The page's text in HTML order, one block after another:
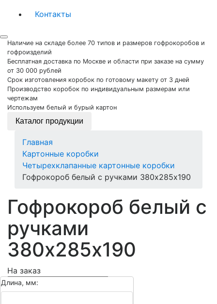
Контакты
Наличие на складе более 70 типов и размеров гофрокоробов и
гофроизделий
Бесплатная доставка по Москве и области при заказе на сумму
от 30 000 рублей
Срок изготовления коробок по готовому макету от 3 дней
Производство коробок по индивидуальным размерам или
чертежам
Используем белый и бурый картон
Каталог продукции
Главная
Картонные коробки
Четырехклапанные картонные коробки
Гофрокороб белый с ручками 380х285х190
Гофрокороб белый с
ручками
380х285х190
На заказ
Длина, мм: